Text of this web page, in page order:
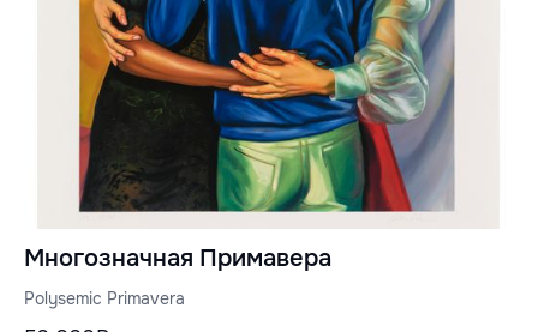
Многозначная Примавера
Polysemic Primavera